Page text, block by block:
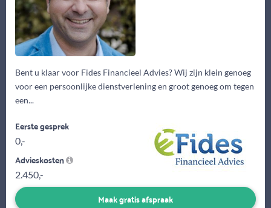
Bent u klaar voor Fides Financieel Advies? Wij zijn klein genoeg
voor een persoonlijke dienstverlening en groot genoeg om tegen
een...
Eerste gesprek
0,-
Advieskosten
2.450,-
Maak gratis afspraak